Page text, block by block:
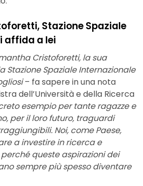
Stazione Spaziale
affida a lei
Cristoforetti, la sua
Stazione Spaziale Internazionale
– fa sapere in una nota
dell’Università e della Ricerca
esempio per tante ragazze e
per il loro futuro, traguardi
Noi, come Paese,
a investire in ricerca e
queste aspirazioni dei
sempre più spesso diventare